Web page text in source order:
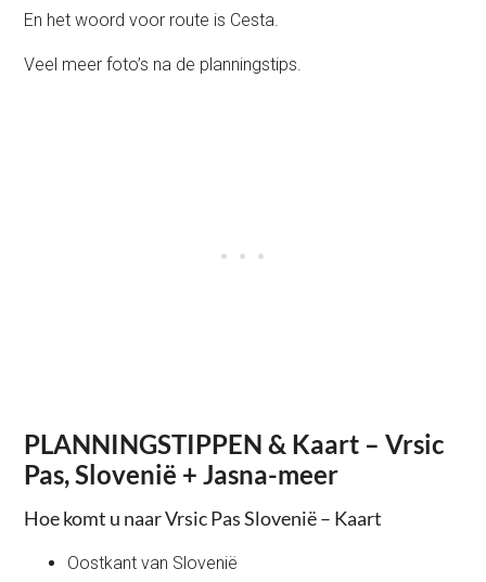
En het woord voor route is Cesta.
Veel meer foto’s na de planningstips.
PLANNINGSTIPPEN & Kaart – Vrsic
Pas, Slovenië + Jasna-meer
Hoe komt u naar Vrsic Pas Slovenië – Kaart
Oostkant van Slovenië